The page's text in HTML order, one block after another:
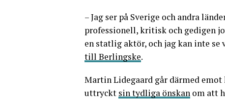
– Jag ser på Sverige och andra
professionell, kritisk och gedigen
en statlig aktör, och jag kan inte
till Berlingske.
Martin Lidegaard går därmed
uttryckt sin tydliga önskan om att